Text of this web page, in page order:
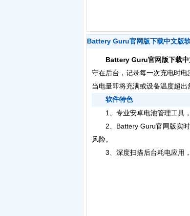
Battery Guru官网版下载中文版
Battery Guru官网版下载中
守在后台，记录每一次充电时
当电量即将充满或设备温度超
软件特色
1、专业安卓电池管理工具，
2、Battery Guru官网版实时
风险。
3、深度扫描后台耗电应用，